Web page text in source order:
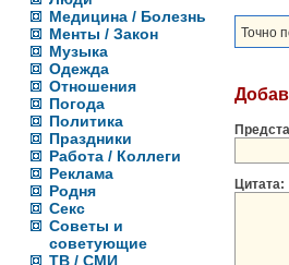
Медицина / Болезнь
Менты / Закон
Музыка
Одежда
Отношения
Погода
Политика
Праздники
Работа / Коллеги
Реклама
Родня
Секс
Советы и
советующие
ТВ / СМИ
Точно
Цитата: